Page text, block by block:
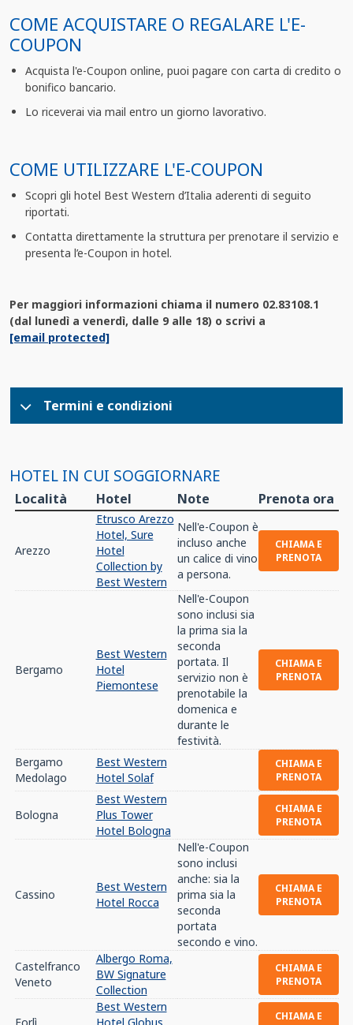
COME ACQUISTARE O REGALARE L'E-
COUPON
Acquista l'e-Coupon online, puoi pagare con carta di credito o
bonifico bancario.
Lo riceverai via mail entro un giorno lavorativo.
COME UTILIZZARE L'E-COUPON
Scopri gli hotel Best Western d’Italia aderenti di seguito
riportati.
Contatta direttamente la struttura per prenotare il servizio e
presenta l’e-Coupon in hotel.
Per maggiori informazioni chiama il numero 02.83108.1
(dal lunedì a venerdì, dalle 9 alle 18) o scrivi a
[email protected]
Termini e condizioni
HOTEL IN CUI SOGGIORNARE
Località Hotel Note Prenota ora
Arezzo
Etrusco Arezzo
Hotel, Sure
Hotel
Collection by
Best Western
Nell'e-Coupon è
incluso anche
un calice di vino
a persona.
CHIAMA E
PRENOTA
Bergamo
Best Western
Hotel
Piemontese
Nell'e-Coupon
sono inclusi sia
la prima sia la
seconda
portata. Il
servizio non è
prenotabile la
domenica e
durante le
festività.
CHIAMA E
PRENOTA
Bergamo
Medolago
Best Western
Hotel Solaf
CHIAMA E
PRENOTA
Bologna
Best Western
Plus Tower
Hotel Bologna
CHIAMA E
PRENOTA
Cassino
Best Western
Hotel Rocca
Nell'e-Coupon
sono inclusi
anche: sia la
prima sia la
seconda
portata
secondo e vino.
CHIAMA E
PRENOTA
Castelfranco
Veneto
Albergo Roma,
BW Signature
Collection
CHIAMA E
PRENOTA
Best Western
CHIAMA E